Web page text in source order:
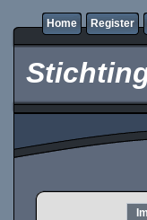
Home Register